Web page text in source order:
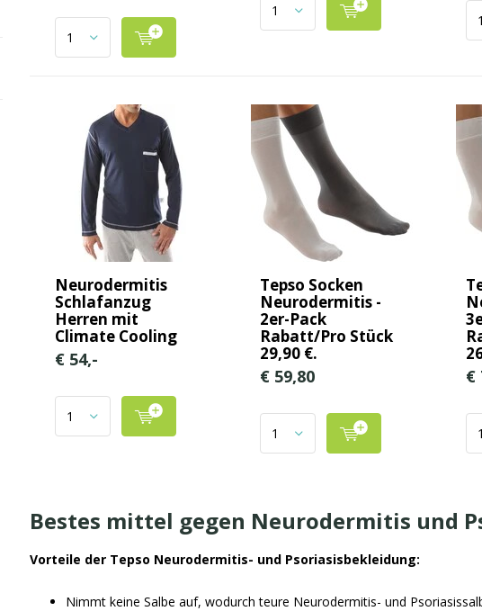
Neurodermitis
Schlafanzug
Herren mit
Climate Cooling
€ 54,-
Tepso Socken
Neurodermitis -
2er-Pack
Rabatt/Pro Stück
29,90 €.
€ 59,80 €
Bestes mittel gegen Neurodermitis und
Vorteile der Tepso Neurodermitis- und Psoriasisbekleidung:
Nimmt keine Salbe auf, wodurch teure Neurodermitis- und